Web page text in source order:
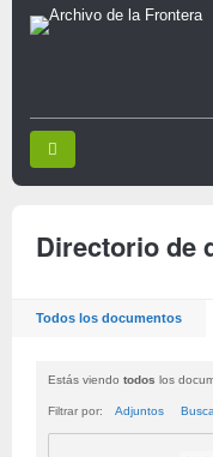
Directorio de
Todos los documentos
Estás viendo todos los
Filtrar por: Adjuntos